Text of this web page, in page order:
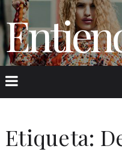
Etiqueta: